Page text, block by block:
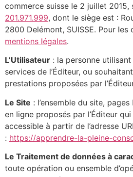
commerce suisse le 2 juillet 2015,
201.971.999, dont le siège est :
2800 Delémont, SUISSE. Pour
mentions légales.
L’Utilisateur : la personne
services de l’Éditeur, ou
prestations proposées par
Le Site : l’ensemble du site,
en ligne proposés par l’Éditeur
accessible à partir de l’adresse
: https://apprendre-la-pleine-
Le Traitement de données à
toute opération ou ensemble